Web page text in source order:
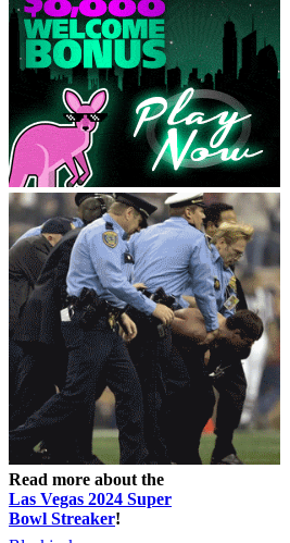
Read more about the
Las Vegas 2024 Super
Bowl Streaker!